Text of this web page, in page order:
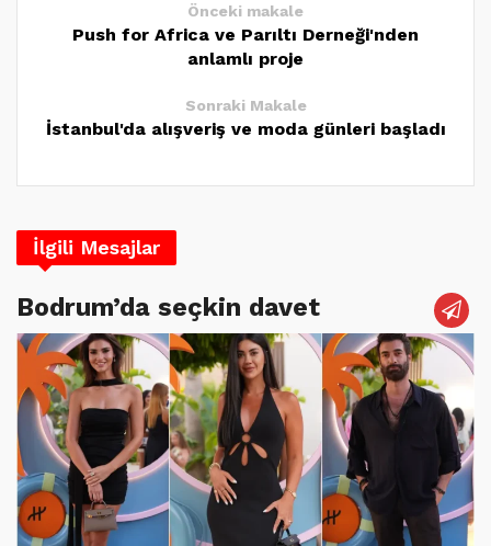
Önceki makale
Push for Africa ve Parıltı Derneği'nden
anlamlı proje
Sonraki Makale
İstanbul'da alışveriş ve moda günleri başladı
İlgili Mesajlar
Bodrum’da seçkin davet